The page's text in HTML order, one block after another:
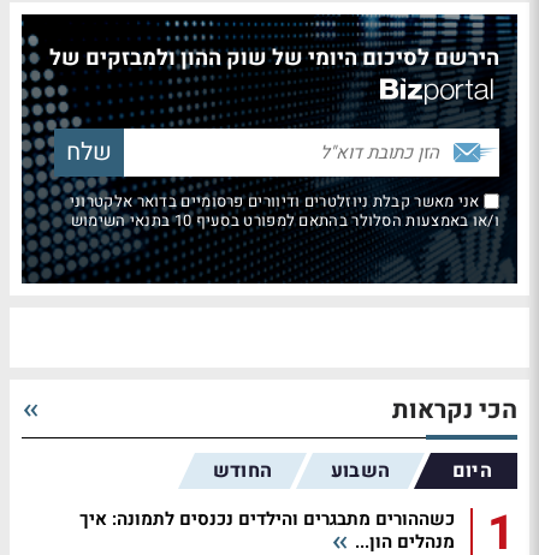
הירשם לסיכום היומי של שוק ההון ולמבזקים של
אני מאשר קבלת ניוזלטרים ודיוורים פרסומיים בדואר אלקטרוני
ו/או באמצעות הסלולר בהתאם למפורט בסעיף 10 בתנאי השימוש
הכי נקראות
היום השבוע החודש
1
כשההורים מתבגרים והילדים נכנסים לתמונה: איך
מנהלים הון...